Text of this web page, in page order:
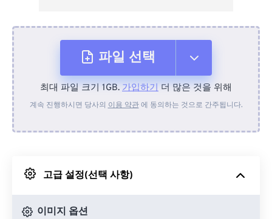
파일 선택
장치에서
Google 드라이브에서
최대 파일 크기 1GB. 가입하기 더 많은 것을 위해
계속 진행하시면 당사의 이용 약관에 동의하는 것으로 간주됩니다.
고급 설정(선택 사항)
이미지 옵션